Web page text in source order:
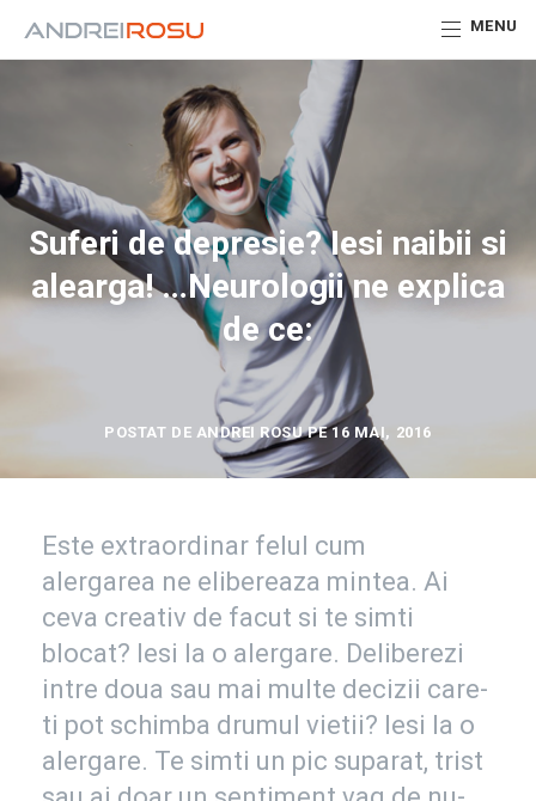
MENU
Suferi de depresie? Iesi naibii si
alearga! …Neurologii ne explica
de ce:
POSTAT DE ANDREI ROSU PE 16 MAI, 2016
Este extraordinar felul cum
alergarea ne elibereaza mintea. Ai
ceva creativ de facut si te simti
blocat? Iesi la o alergare. Deliberezi
intre doua sau mai multe decizii care-
ti pot schimba drumul vietii? Iesi la o
alergare. Te simti un pic suparat, trist